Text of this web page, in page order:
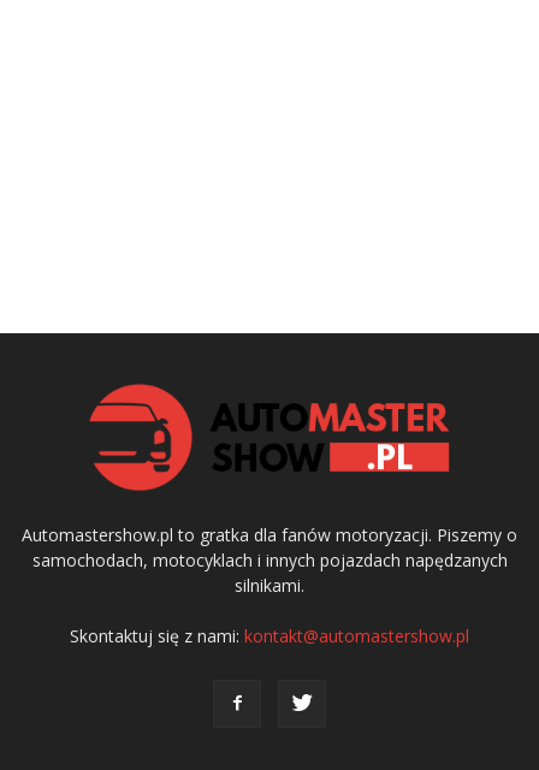
Automastershow.pl to gratka dla fanów motoryzacji. Piszemy o
samochodach, motocyklach i innych pojazdach napędzanych
silnikami.
Skontaktuj się z nami: kontakt@automastershow.pl